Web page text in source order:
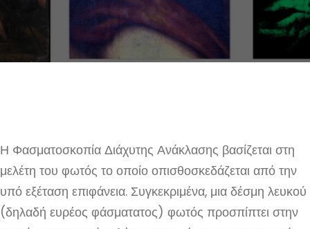
Η Φασματοσκοπία Διάχυτης Ανάκλασης βασίζεται στη
μελέτη του φωτός το οποίο οπισθοσκεδάζεται από την
υπό εξέταση επιφάνεια. Συγκεκριμένα, μια δέσμη λευκού
(δηλαδή ευρέος φάσματατος) φωτός προσπίπτει στην